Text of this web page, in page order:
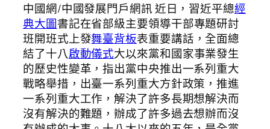
中國網/中國發展門戶網訊 近日，習近平總經
典大圖書記在省部級主要領導干部專題研討
班開班式上發舞臺背板表重要講話，全面總
結了十八啟動儀式大以來黨和國家事業發生
的歷史性變革，指出黨中央推出一系列重大
戰略舉措，出臺一系列重大方針政策，推進
一系列重大工作，解決了許多長期想解決而
沒有解決的難題，辦成了許多過去想辦而沒